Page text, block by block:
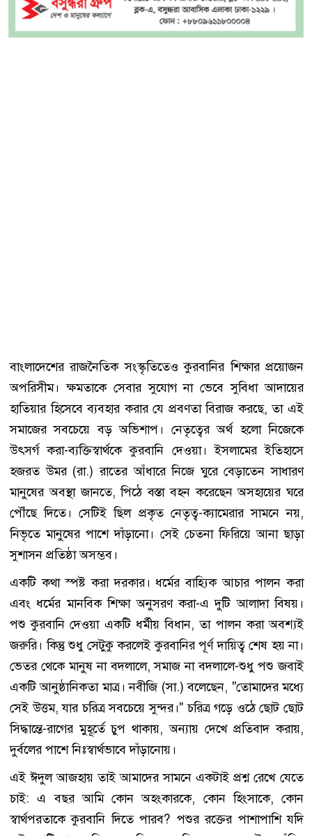
বাংলাদেশের রাজনৈতিক সংস্কৃতিতেও কুরবানির শিক্ষার প্রয়োজন
অপরিসীম। ক্ষমতাকে সেবার সুযোগ না ভেবে সুবিধা আদায়ের
হাতিয়ার হিসেবে ব্যবহার করার যে প্রবণতা বিরাজ করছে, তা এই
সমাজের সবচেয়ে বড় অভিশাপ। নেতৃত্বের অর্থ হলো নিজেকে
উৎসর্গ করা-ব্যক্তিস্বার্থকে কুরবানি দেওয়া। ইসলামের ইতিহাসে
হজরত উমর (রা.) রাতের আঁধারে নিজে ঘুরে বেড়াতেন সাধারণ
মানুষের অবস্থা জানতে, পিঠে বস্তা বহন করেছেন অসহায়ের ঘরে
পৌঁছে দিতে। সেটিই ছিল প্রকৃত নেতৃত্ব-ক্যামেরার সামনে নয়,
নিভৃতে মানুষের পাশে দাঁড়ানো। সেই চেতনা ফিরিয়ে আনা ছাড়া
সুশাসন প্রতিষ্ঠা অসম্ভব।
একটি কথা স্পষ্ট করা দরকার। ধর্মের বাহ্যিক আচার পালন করা
এবং ধর্মের মানবিক শিক্ষা অনুসরণ করা-এ দুটি আলাদা বিষয়।
পশু কুরবানি দেওয়া একটি ধর্মীয় বিধান, তা পালন করা অবশ্যই
জরুরি। কিন্তু শুধু সেটুকু করলেই কুরবানির পূর্ণ দায়িত্ব শেষ হয় না।
ভেতর থেকে মানুষ না বদলালে, সমাজ না বদলালে-শুধু পশু জবাই
একটি আনুষ্ঠানিকতা মাত্র। নবীজি (সা.) বলেছেন, "তোমাদের মধ্যে
সেই উত্তম, যার চরিত্র সবচেয়ে সুন্দর।" চরিত্র গড়ে ওঠে ছোট ছোট
সিদ্ধান্তে-রাগের মুহূর্তে চুপ থাকায়, অন্যায় দেখে প্রতিবাদ করায়,
দুর্বলের পাশে নিঃস্বার্থভাবে দাঁড়ানোয়।
এই ঈদুল আজহায় তাই আমাদের সামনে একটাই প্রশ্ন রেখে যেতে
চাই: এ বছর আমি কোন অহংকারকে, কোন হিংসাকে, কোন
স্বার্থপরতাকে কুরবানি দিতে পারব? পশুর রক্তের পাশাপাশি যদি